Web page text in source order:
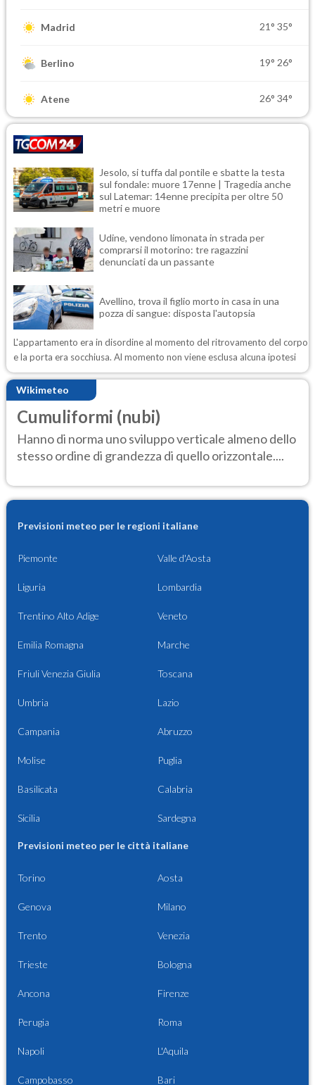
Madrid 21° 35°
Berlino 19° 26°
Atene 26° 34°
Jesolo, si tuffa dal pontile e sbatte la testa
sul fondale: muore 17enne | Tragedia anche
sul Latemar: 14enne precipita per oltre 50
metri e muore
Udine, vendono limonata in strada per
comprarsi il motorino: tre ragazzini
denunciati da un passante
Avellino, trova il figlio morto in casa in una
pozza di sangue: disposta l'autopsia
L'appartamento era in disordine al momento del ritrovamento del corpo
e la porta era socchiusa. Al momento non viene esclusa alcuna ipotesi
Wikimeteo
Cumuliformi (nubi)
Hanno di norma uno sviluppo verticale almeno dello
stesso ordine di grandezza di quello orizzontale....
Previsioni meteo per le regioni italiane
Piemonte Valle d'Aosta
Liguria Lombardia
Trentino Alto Adige Veneto
Emilia Romagna Marche
Friuli Venezia Giulia Toscana
Umbria Lazio
Campania Abruzzo
Molise Puglia
Basilicata Calabria
Sicilia Sardegna
Previsioni meteo per le città italiane
Torino Aosta
Genova Milano
Trento Venezia
Trieste Bologna
Ancona Firenze
Perugia Roma
Napoli L'Aquila
Campobasso Bari